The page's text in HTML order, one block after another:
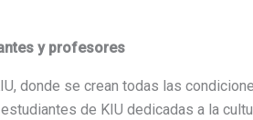
y profesores
donde se crean todas las
de KIU dedicadas a la